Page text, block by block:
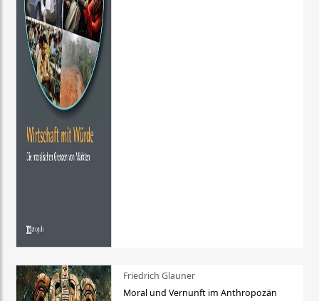
Friedrich Glauner
Moral und Vernunft im Anthropozän